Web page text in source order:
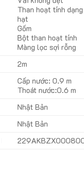
Than hoạt tính dạng
hạt
Gốm
Bột than hoạt tính
Màng lọc sợi rỗng
2m
Cấp nước: 0.9 m
Thoát nước:0.6 m
Nhật Bản
Nhật Bản